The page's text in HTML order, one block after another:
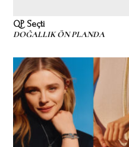
QP Seçti
DOĞALLIK ÖN PLANDA